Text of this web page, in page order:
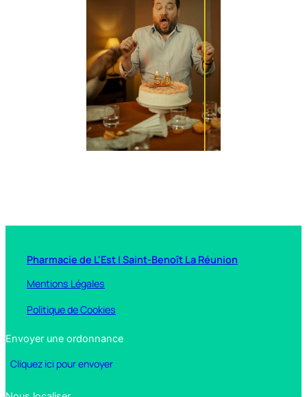
Pharmacie de L'Est | Saint-Benoît La Réunion
Mentions Légales
Politique de Cookies
Envoyer une ordonnance
Cliquez ici pour envoyer